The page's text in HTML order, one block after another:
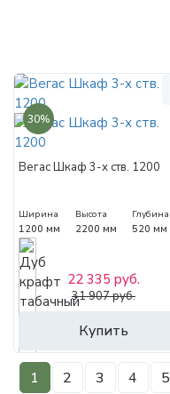
30%
Вегас Шкаф 3-х ств. 1200
Ширина
1200 мм
Высота
2200 мм
Глубина
520 мм
Купить
22 335 руб.
31 907 руб.
1 2 3 4 5